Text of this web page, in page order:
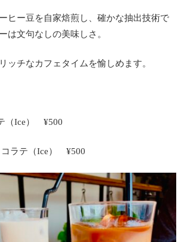
ヒー豆を自家焙煎し、確かな抽出技術で
は文句なしの美味しさ。
ッチなカフェタイムを愉しめます。
（Ice） ¥500
ラテ（Ice） ¥500